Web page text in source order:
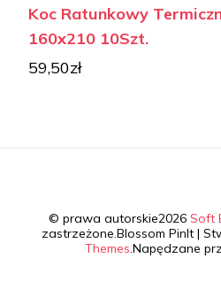
Koc Ratunkowy
160x210 10Szt.
59,50zł
© prawa autorskie2026 Soft
zastrzeżone.Blossom PinIt |
Themes.Napędzane